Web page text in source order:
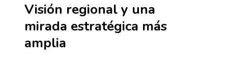
Visión regional y una
mirada estratégica más
amplia